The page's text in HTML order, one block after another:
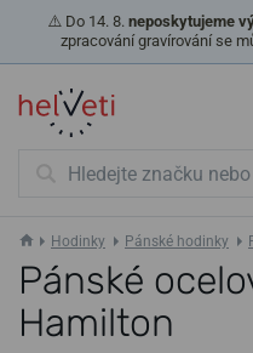
⚠️ Do 14. 8. neposkytujeme
zpracování gravírování se
Hodinky Pánské hodinky
Pánské
Hamilton